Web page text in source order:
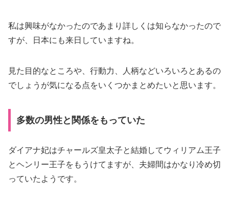
私は興味がなかったのであまり詳しくは知らなかったので
すが、日本にも来日していますね。
見た目的なところや、行動力、人柄などいろいろとあるの
でしょうが気になる点をいくつかまとめたいと思います。
多数の男性と関係をもっていた
ダイアナ妃はチャールズ皇太子と結婚してウィリアム王子
とヘンリー王子をもうけてますが、夫婦間はかなり冷め切
っていたようです。